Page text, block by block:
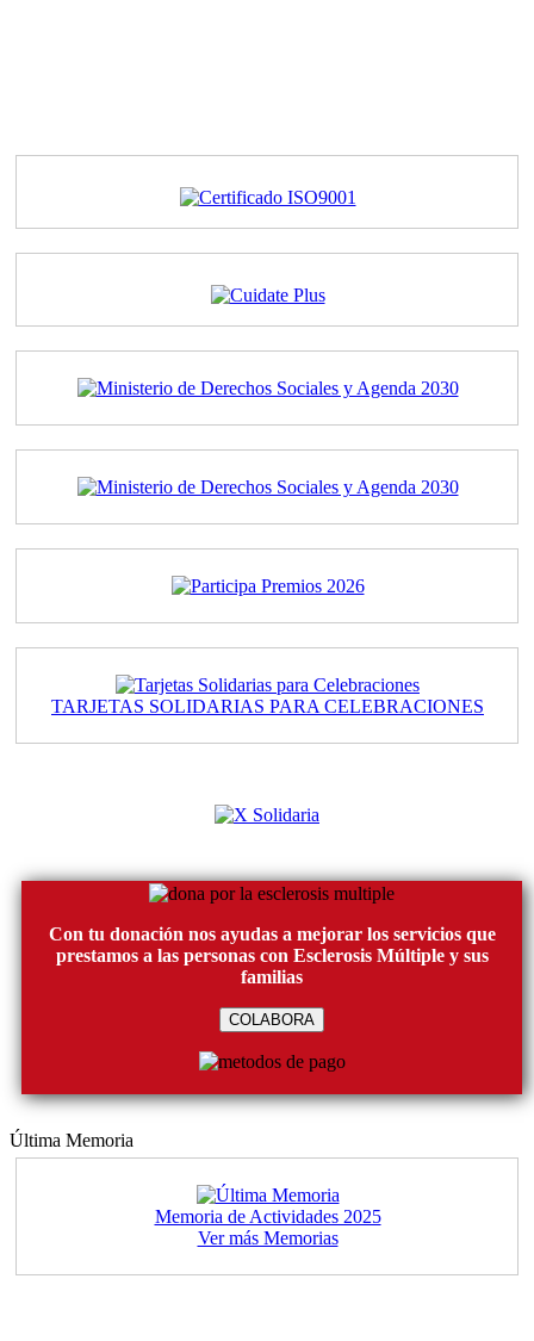
TARJETAS SOLIDARIAS PARA CELEBRACIONES
Con tu donación nos ayudas a mejorar los servicios que
prestamos a las personas con Esclerosis Múltiple y sus
familias
COLABORA
Última Memoria
Memoria de Actividades 2025
Ver más Memorias